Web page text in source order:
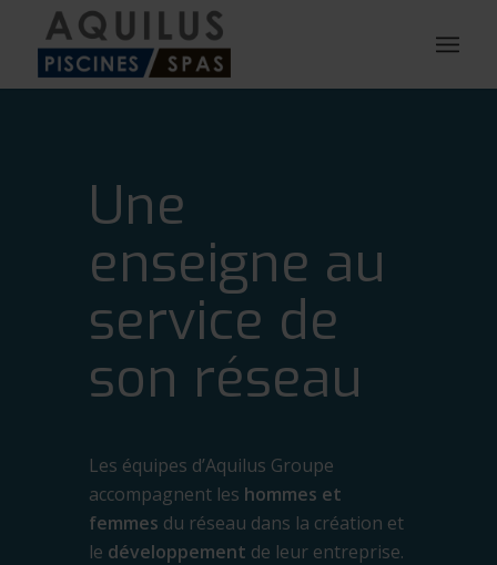
Une
enseigne au
service de
son réseau
Les équipes d’Aquilus Groupe
accompagnent les hommes et
femmes du réseau dans la création et
le développement de leur entreprise.